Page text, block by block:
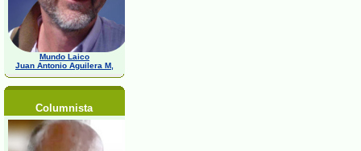
Mundo Laico
Juan Antonio Aguilera M,
Columnista